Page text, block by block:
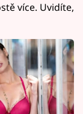
více. Uvidíte,